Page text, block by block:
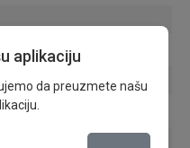
retrovizora
aplikaciju
da preuzmete našu